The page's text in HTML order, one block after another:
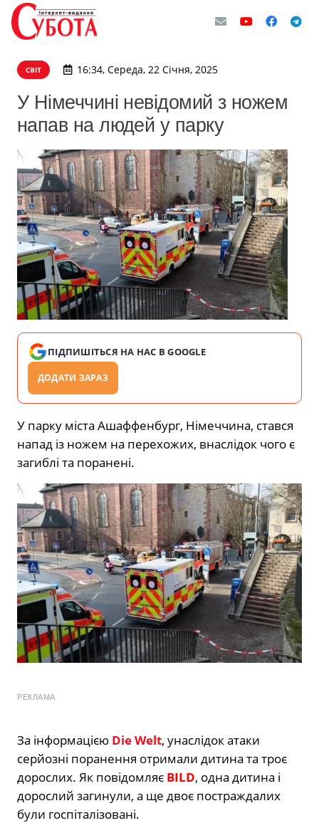
СВІТ 16:34, Середа, 22 Січня, 2025
У Німеччині невідомий з ножем
напав на людей у парку
ПІДПИШІТЬСЯ НА НАС В GOOGLE
ДОДАТИ ЗАРАЗ
У парку міста Ашаффенбург, Німеччина, стався
напад із ножем на перехожих, внаслідок чого є
загиблі та поранені.
РЕКЛАМА
За інформацією Die Welt, унаслідок атаки
серйозні поранення отримали дитина та троє
дорослих. Як повідомляє BILD, одна дитина і
дорослий загинули, а ще двоє постраждалих
були госпіталізовані.